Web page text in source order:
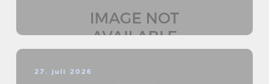
27. juli 2026